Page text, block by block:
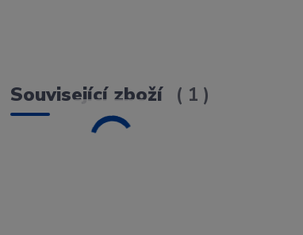
Související zboží 1